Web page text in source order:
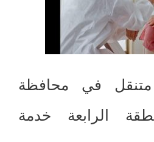
في محافظة
الرابعة خدمة